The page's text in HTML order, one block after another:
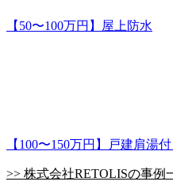
【50〜100万円】屋上防水
【100〜150万円】戸建肩湯
>> 株式会社RETOLISの事例